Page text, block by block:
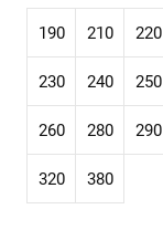
190
cm
210
cm
220
cm
230
cm
240
cm
250
cm
260
cm
280
cm
290
320 380